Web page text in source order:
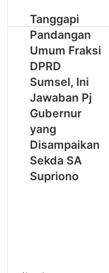
Tanggapi
Pandangan
Umum Fraksi
DPRD
Sumsel, Ini
Jawaban Pj
Gubernur
yang
Disampaikan
Sekda SA
Supriono